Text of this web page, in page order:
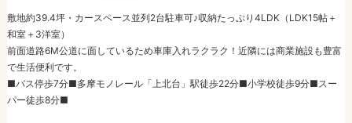
敷地約39.4坪・カースペース並列2台駐車可♪収納たっぷり4LDK（LDK15帖＋
和室＋3洋室）
前面道路6M公道に面しているため車庫入れラクラク！近隣には商業施設も豊富
で生活便利です。
■バス停歩7分■多摩モノレール「上北台」駅徒歩22分■小学校徒歩9分■スー
パー徒歩8分■